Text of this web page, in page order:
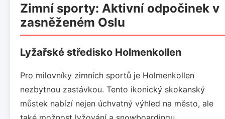
Zimní sporty: Aktivní odpočinek v
zasněženém Oslu
Lyžařské středisko Holmenkollen
Pro milovníky zimních sportů je Holmenkollen
nezbytnou zastávkou. Tento ikonický skokanský
můstek nabízí nejen úchvatný výhled na město, ale